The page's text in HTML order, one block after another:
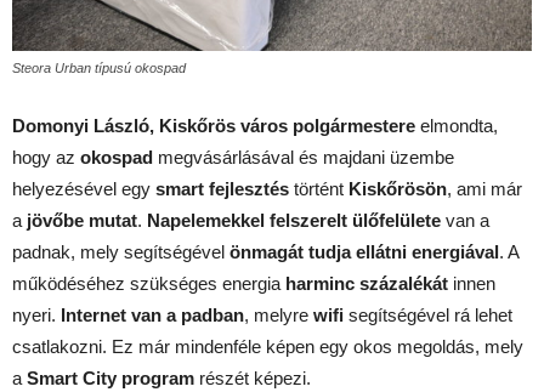
Steora Urban típusú okospad
Domonyi László, Kiskőrös város polgármestere elmondta,
hogy az okospad megvásárlásával és majdani üzembe
helyezésével egy smart fejlesztés történt Kiskőrösön, ami már
a jövőbe mutat. Napelemekkel felszerelt ülőfelülete van a
padnak, mely segítségével önmagát tudja ellátni energiával. A
működéséhez szükséges energia harminc százalékát innen
nyeri. Internet van a padban, melyre wifi segítségével rá lehet
csatlakozni. Ez már mindenféle képen egy okos megoldás, mely
a Smart City program részét képezi.